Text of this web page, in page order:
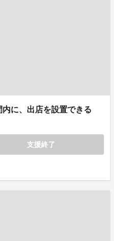
に、出店を設置できる
支援終了